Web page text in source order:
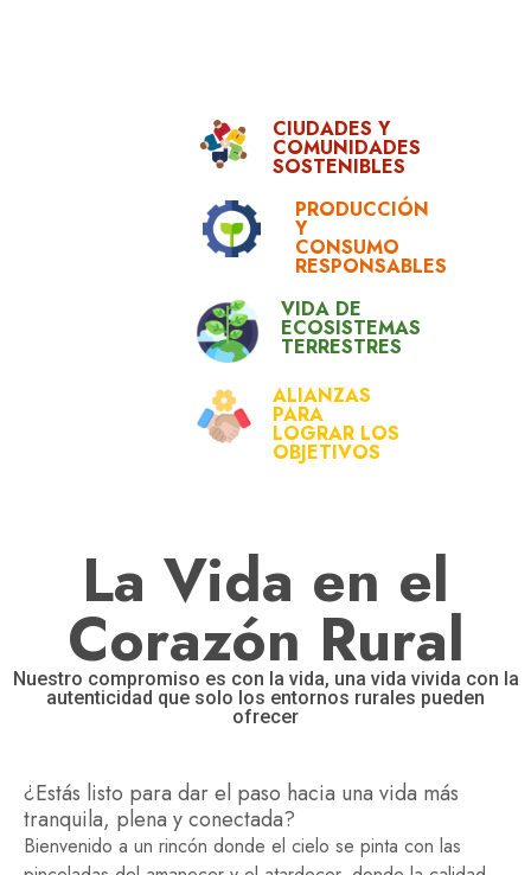
CIUDADES Y
COMUNIDADES
SOSTENIBLES
PRODUCCIÓN
Y
CONSUMO
RESPONSABLES
VIDA DE
ECOSISTEMAS
TERRESTRES
ALIANZAS
PARA
LOGRAR LOS
OBJETIVOS
La Vida en el
Corazón Rural
Nuestro compromiso es con la vida, una vida vivida con la
autenticidad que solo los entornos rurales pueden
ofrecer
¿Estás listo para dar el paso hacia una vida más
tranquila, plena y conectada?
Bienvenido a un rincón donde el cielo se pinta con las